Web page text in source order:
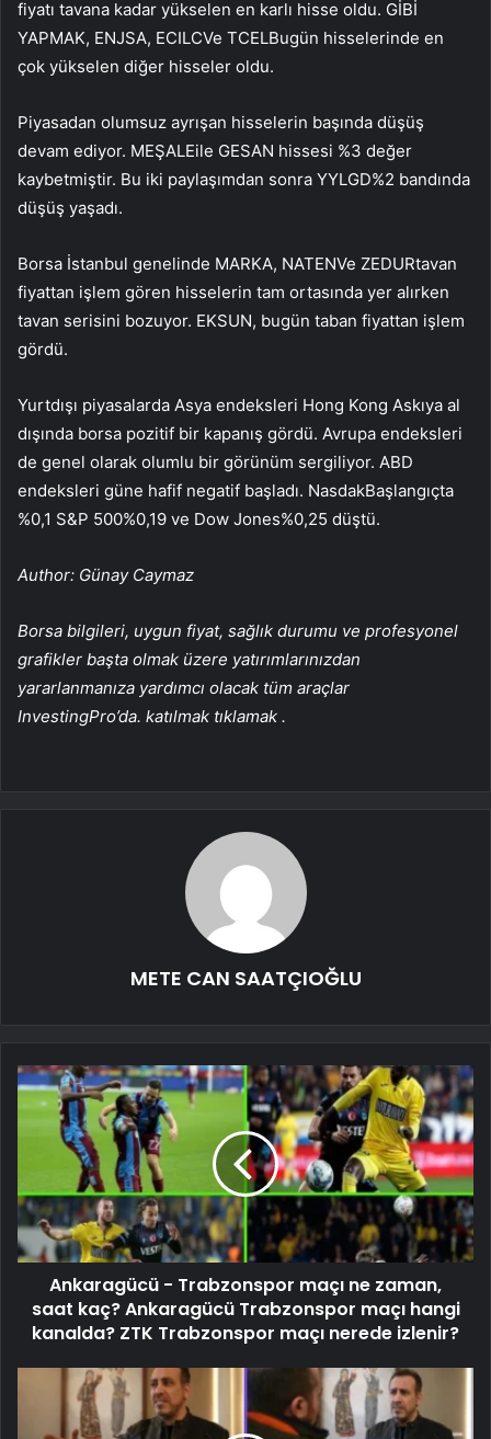
fiyatı tavana kadar yükselen en karlı hisse oldu. GİBİ
YAPMAK, ENJSA, ECILCVe TCELBugün hisselerinde en
çok yükselen diğer hisseler oldu.
Piyasadan olumsuz ayrışan hisselerin başında düşüş
devam ediyor. MEŞALEile GESAN hissesi %3 değer
kaybetmiştir. Bu iki paylaşımdan sonra YYLGD%2 bandında
düşüş yaşadı.
Borsa İstanbul genelinde MARKA, NATENVe ZEDURtavan
fiyattan işlem gören hisselerin tam ortasında yer alırken
tavan serisini bozuyor. EKSUN, bugün taban fiyattan işlem
gördü.
Yurtdışı piyasalarda Asya endeksleri Hong Kong Askıya al
dışında borsa pozitif bir kapanış gördü. Avrupa endeksleri
de genel olarak olumlu bir görünüm sergiliyor. ABD
endeksleri güne hafif negatif başladı. NasdakBaşlangıçta
%0,1 S&P 500%0,19 ve Dow Jones%0,25 düştü.
Author: Günay Caymaz
Borsa bilgileri, uygun fiyat, sağlık durumu ve profesyonel
grafikler başta olmak üzere yatırımlarınızdan
yararlanmanıza yardımcı olacak tüm araçlar
InvestingPro’da. katılmak tıklamak .
METE CAN SAATÇIOĞLU
Ankaragücü - Trabzonspor maçı ne zaman,
saat kaç? Ankaragücü Trabzonspor maçı hangi
kanalda? ZTK Trabzonspor maçı nerede izlenir?